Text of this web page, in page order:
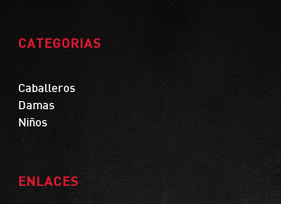
CATEGORIAS
Caballeros
Damas
Niños
ENLACES